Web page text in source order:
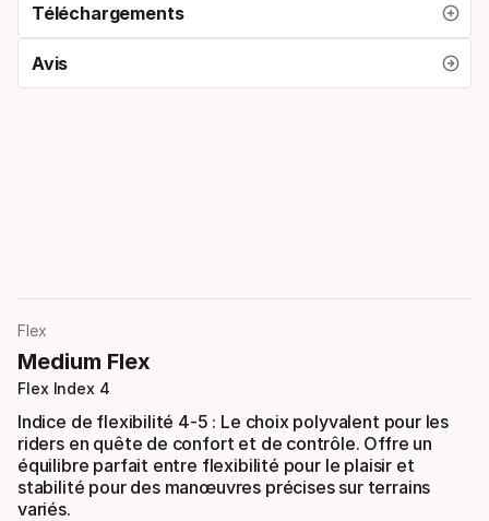
Téléchargements
Avis
Flex
Medium Flex
Flex Index 4
Indice de flexibilité 4-5 : Le choix polyvalent pour les
riders en quête de confort et de contrôle. Offre un
équilibre parfait entre flexibilité pour le plaisir et
stabilité pour des manœuvres précises sur terrains
variés.